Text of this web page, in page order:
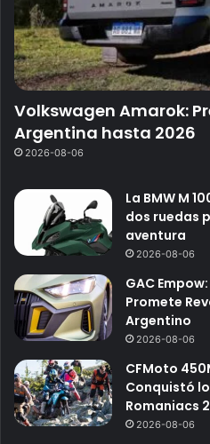
Volkswagen Amarok:
Argentina hasta 2026
2026-08-06
La BMW M
dos ruedas
aventura
2026-08-06
GAC
Promete
Argentino
2026-08-06
CFMoto
Conquistó
Romaniacs
2026-08-06